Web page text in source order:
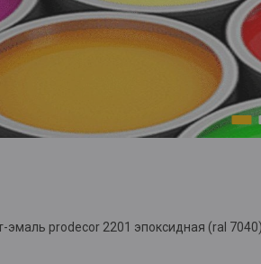
эмаль prodecor 2201 эпоксидная (ral